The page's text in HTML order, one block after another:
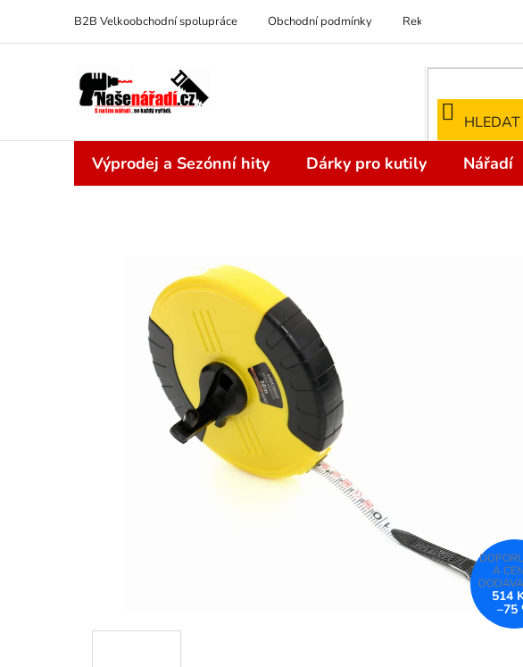
obsah
B2B Velkoobchodní spolupráce Obchodní podmínky Reklamace
HLEDAT
Výprodej a Sezónní hity Dárky pro kutily Nářadí
514
–75